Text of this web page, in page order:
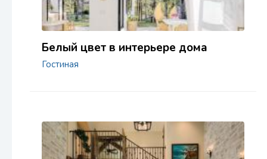
Белый цвет в интерьере дома
Гостиная